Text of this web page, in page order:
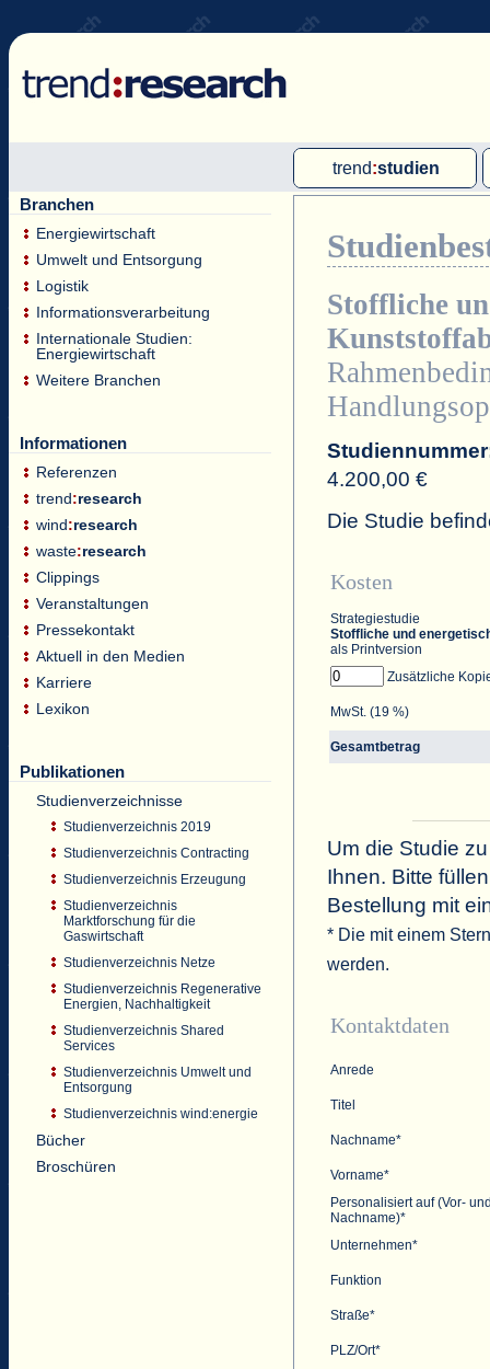
trend:studien
Single-Client-Studien
Branchen
Energiewirtschaft
Umwelt und Entsorgung
Logistik
Informationsverarbeitung
Internationale Studien:
Energiewirtschaft
Weitere Branchen
Informationen
Referenzen
trend:research
wind:research
waste:research
Clippings
Veranstaltungen
Pressekontakt
Aktuell in den Medien
Karriere
Lexikon
Publikationen
Studienverzeichnisse
Studienverzeichnis 2019
Studienverzeichnis Contracting
Studienverzeichnis Erzeugung
Studienverzeichnis
Marktforschung für die
Gaswirtschaft
Studienverzeichnis Netze
Studienverzeichnis Regenerative
Energien, Nachhaltigkeit
Studienverzeichnis Shared
Services
Studienverzeichnis Umwelt und
Entsorgung
Studienverzeichnis wind:energie
Bücher
Broschüren
Stoffliche
4.200,00 €
Die Studie
Kosten
Strategiestudie
Stoffliche und
als Printversion
Zusätzliche
MwSt. (19 %)
Gesamtbetrag
Um die Studie
Ihnen. Bitte
Bestellung mit
* Die mit einem
werden.
Kontaktdaten
Anrede
Titel
Nachname*
Vorname*
Personalisiert auf (Vor-
Nachname)*
Unternehmen*
Funktion
Straße*
PLZ/Ort*